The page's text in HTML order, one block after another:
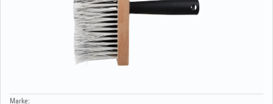
Marke: